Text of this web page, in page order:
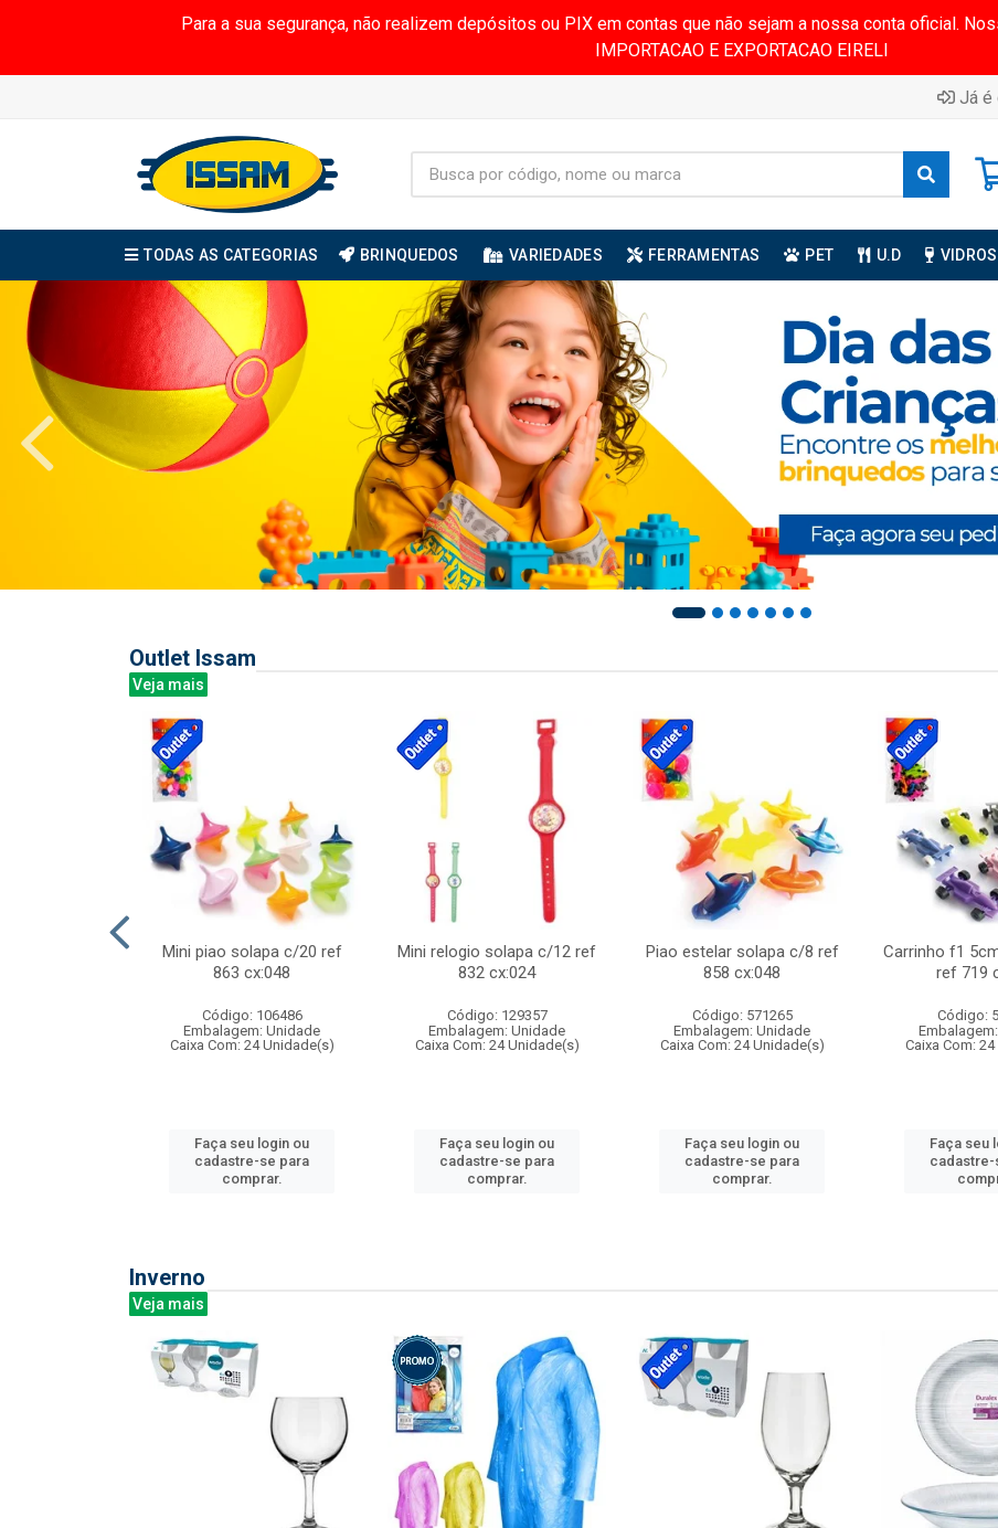
Para a sua segurança, não realizem depósitos ou PIX em contas que não sejam a nossa conta oficial.
IMPORTACAO E EXPORTACAO EIRELI
Já é
TODAS AS CATEGORIAS BRINQUEDOS VARIEDADES FERRAMENTAS PET U.D VIDROS
Outlet Issam
Veja mais
Mini piao solapa c/20 ref
863 cx:048
Código: 106486
Embalagem: Unidade
Caixa Com: 24 Unidade(s)
Faça seu login ou
cadastre-se para
comprar.
Mini relogio solapa c/12 ref
832 cx:024
Código: 129357
Embalagem: Unidade
Caixa Com: 24 Unidade(s)
Faça seu login ou
cadastre-se para
comprar.
Piao estelar solapa c/8 ref
858 cx:048
Código: 571265
Embalagem: Unidade
Caixa Com: 24 Unidade(s)
Faça seu login ou
cadastre-se para
comprar.
Carrinho f1
ref 719
Código:
Caixa Com:
Faça seu
cadastre-
Inverno
Veja mais